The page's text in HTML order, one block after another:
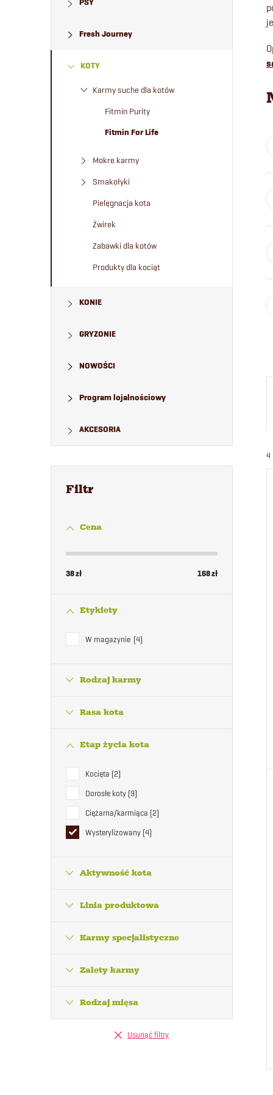
k
PSY
Fresh Journey
KOTY
Karmy suche dla kotów
Fitmin Purity
Fitmin For Life
Mokre karmy
Smakołyki
Pielęgnacja kota
Żwirek
Zabawki dla kotów
Produkty dla kociąt
KONIE
GRYZONIE
NOWOŚCI
Program lojalnościowy
AKCESORIA
Cena
38zł 168zł
Etykiety
W magazynie 4
Rodzaj karmy
Rasa kota
Etap życia kota
Kocięta 2
Dorosłe koty 9
Ciężarna/karmiąca 2
Wysterylizowany 4
Aktywność kota
Linia produktowa
Karmy specjalistyczne
Zalety karmy
Rodzaj mięsa
Usunąć filtry
4